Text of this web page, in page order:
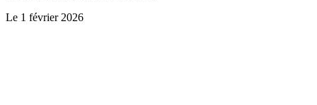
Le 1 février 2026